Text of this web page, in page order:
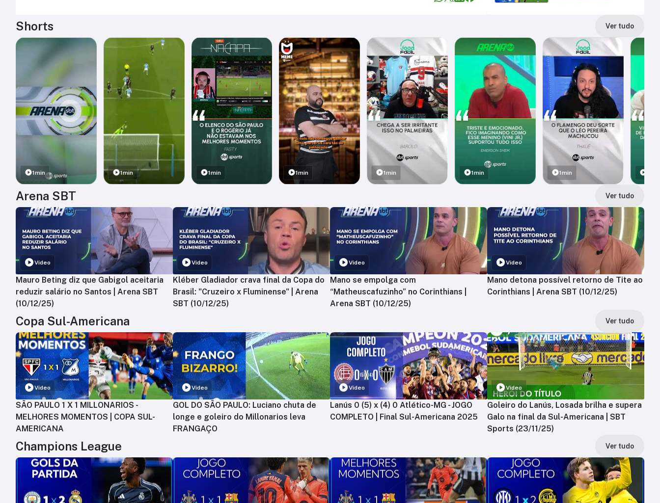
Shorts Ver tudo
1min 1min 1min 1min 1min 1min 1min
Arena SBT Ver tudo
Vídeo
Mauro Beting diz que Gabigol aceitaria
reduzir salário no Santos | Arena SBT
(10/12/25)
Vídeo
Kléber Gladiador crava final da Copa do
Brasil: "Cruzeiro x Fluminense" | Arena
SBT (10/12/25)
Vídeo
Mano se empolga com
“Matheuscafuzinho” no Corinthians |
Arena SBT (10/12/25)
Vídeo
Mano detona possível retorno de Tite ao
Corinthians | Arena SBT (10/12/25)
Copa Sul-Americana Ver tudo
Vídeo
SÃO PAULO 1 X 1 MILLONARIOS -
MELHORES MOMENTOS | COPA SUL-
AMERICANA
Vídeo
GOL DO SÃO PAULO: Luciano chuta de
longe e goleiro do Millonarios leva
FRANGAÇO
Vídeo
Lanús 0 (5) x (4) 0 Atlético-MG - JOGO
COMPLETO | Final Sul-Americana 2025
Vídeo
Goleiro do Lanús, Losada brilha e supera
Galo na final da Sul-Americana | SBT
Sports (23/11/25)
Champions League Ver tudo